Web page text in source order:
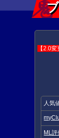
【2.0変
人気
ML評